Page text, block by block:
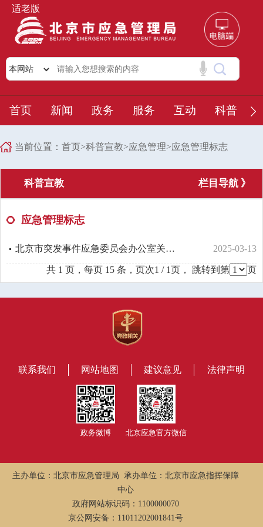
适老版
首页 新闻 政务 服务 互动 科普
当前位置： 首页>科普宣教>应急管理>应急管理标志
科普宣教 栏目导航 》
应急管理标志
北京市突发事件应急委员会办公室关于印发《北京市应急管理标志使用办法》的通知 2025-03-13
共 1 页，每页 15 条，页次1 / 1页， 跳转到第 页
联系我们 网站地图 建议意见 法律声明
政务微博 北京应急官方微信
主办单位：北京市应急管理局 承办单位：北京市应急指挥保障
中心
政府网站标识码：1100000070
京公网安备：11011202001841号